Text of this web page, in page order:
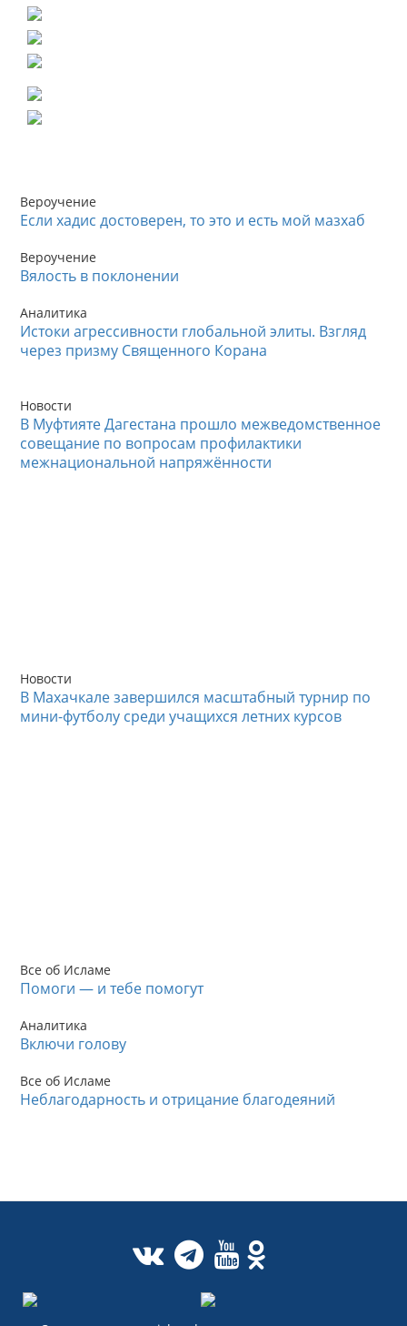
Вероучение
Если хадис достоверен, то это и есть мой мазхаб
Вероучение
Вялость в поклонении
Аналитика
Истоки агрессивности глобальной элиты. Взгляд
через призму Священного Корана
Новости
В Муфтияте Дагестана прошло межведомственное
совещание по вопросам профилактики
межнациональной напряжённости
Новости
В Махачкале завершился масштабный турнир по
мини-футболу среди учащихся летних курсов
Все об Исламе
Помоги — и тебе помогут
Аналитика
Включи голову
Все об Исламе
Неблагодарность и отрицание благодеяний